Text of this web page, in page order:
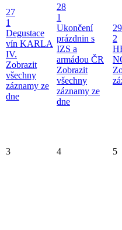
27
1
Degustace
vín KARLA
IV.
Zobrazit
všechny
záznamy ze
dne
28
1
Ukončení
prázdnin s
IZS a
armádou ČR
Zobrazit
všechny
záznamy ze
dne
29
2
3 4 5